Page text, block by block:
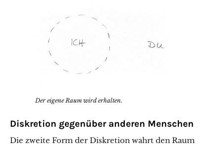
Der eigene Raum wird erhalten.
Diskretion gegenüber anderen Menschen
Die zweite Form der Diskretion wahrt den Raum